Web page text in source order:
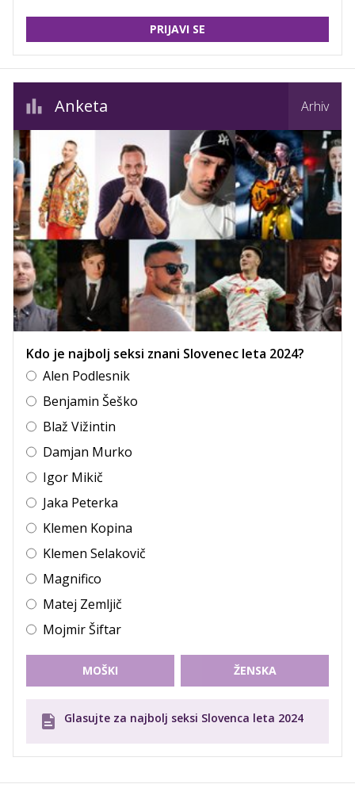
PRIJAVI SE
Anketa Arhiv
Kdo je najbolj seksi znani Slovenec leta 2024?
Alen Podlesnik
Benjamin Šeško
Blaž Vižintin
Damjan Murko
Igor Mikič
Jaka Peterka
Klemen Kopina
Klemen Selakovič
Magnifico
Matej Zemljič
Mojmir Šiftar
MOŠKI ŽENSKA
Glasujte za najbolj seksi Slovenca leta 2024